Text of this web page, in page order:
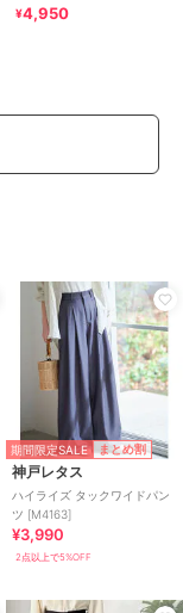
トムス レディース カジュアル
¥4,950
期間限定SALE まとめ割
神戸レタス
ハイライズ タックワイドパン
ツ [M4163]
¥3,990
2点以上で5%OFF